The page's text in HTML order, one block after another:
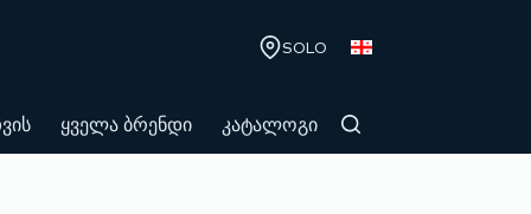
SOLO
ყველა ბრენდი კატალოგი